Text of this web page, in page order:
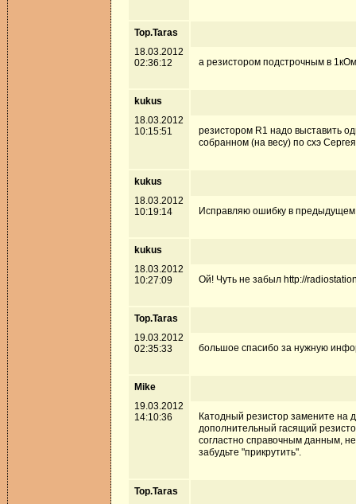
Top.Taras
18.03.2012
02:36:12
а резистором подстрочным в
kukus
18.03.2012
10:15:51
резистором R1 надо выставить
собранном (на весу) по схэ
kukus
18.03.2012
10:19:14
Исправляю ошибку в предыдущем
kukus
18.03.2012
10:27:09
Ой! Чуть не забыл http://
Top.Taras
19.03.2012
02:35:33
большое спасибо за нужную
Mike
19.03.2012
14:10:36
Катодный резистор замените на
дополнительный гасящий
согластно справочным данным,
забудьте "прикрутить".
Top.Taras